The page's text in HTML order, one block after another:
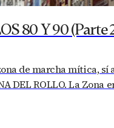
80 Y 90 (Parte
de marcha mítica,
DEL ROLLO. La